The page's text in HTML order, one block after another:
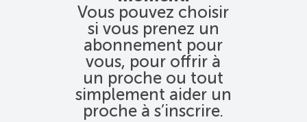
Vous pouvez choisir
si vous prenez un
abonnement pour
vous, pour offrir à
un proche ou tout
simplement aider un
proche à s’inscrire.